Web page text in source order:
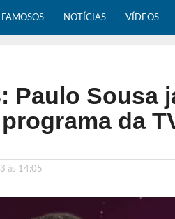
FAMOSOS NOTÍCIAS VÍDEOS
Paulo Sousa
da
às 14:05